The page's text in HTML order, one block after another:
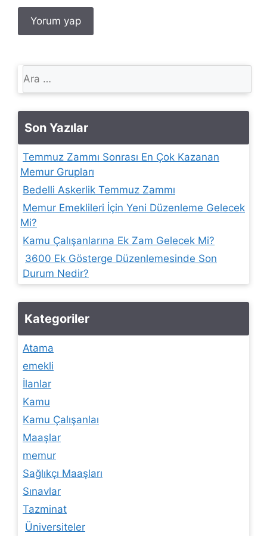
ara
Son Yazılar
Temmuz Zammı Sonrası En Çok Kazanan
Memur Grupları
Bedelli Askerlik Temmuz Zammı
Memur Emeklileri İçin Yeni Düzenleme Gelecek
Mi?
Kamu Çalışanlarına Ek Zam Gelecek Mi?
3600 Ek Gösterge Düzenlemesinde Son
Durum Nedir?
Kategoriler
Atama
emekli
İlanlar
Kamu
Kamu Çalışanlaı
Maaşlar
memur
Sağlıkçı Maaşları
Sınavlar
Tazminat
Üniversiteler